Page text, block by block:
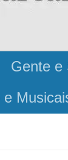
Gente e
e